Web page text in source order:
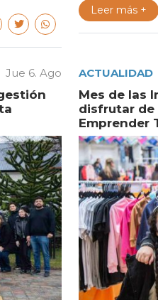
Leer más +
Jue 6. Ago ACTUALIDAD
Mes de las
disfrutar de
Emprender